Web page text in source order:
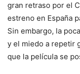
gran retraso por el
estreno en España
Sin embargo, la
y el miedo a repetir
que la película se